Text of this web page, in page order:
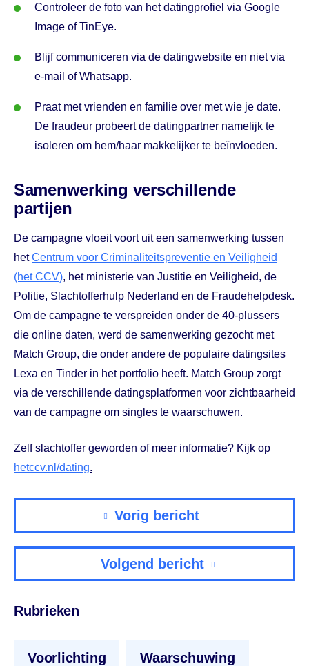
Controleer de foto van het datingprofiel via Google
Image of TinEye.
Blijf communiceren via de datingwebsite en niet via
e-mail of Whatsapp.
Praat met vrienden en familie over met wie je date.
De fraudeur probeert de datingpartner namelijk te
isoleren om hem/haar makkelijker te beïnvloeden.
Samenwerking verschillende
partijen
De campagne vloeit voort uit een samenwerking tussen
hetCentrum voor Criminaliteitspreventie en Veiligheid
(het CCV), het ministerie van Justitie en Veiligheid, de
Politie, Slachtofferhulp Nederland en de Fraudehelpdesk.
Om de campagne te verspreiden onder de 40-plussers
die online daten, werd de samenwerking gezocht met
Match Group, die onder andere de populaire datingsites
Lexa en Tinder in het portfolio heeft. Match Group zorgt
via de verschillende datingsplatformen voor zichtbaarheid
van de campagne om singles te waarschuwen.
Zelf slachtoffer geworden of meer informatie? Kijk op
hetccv.nl/dating.
Vorig bericht
Volgend bericht
Rubrieken
Voorlichting Waarschuwing